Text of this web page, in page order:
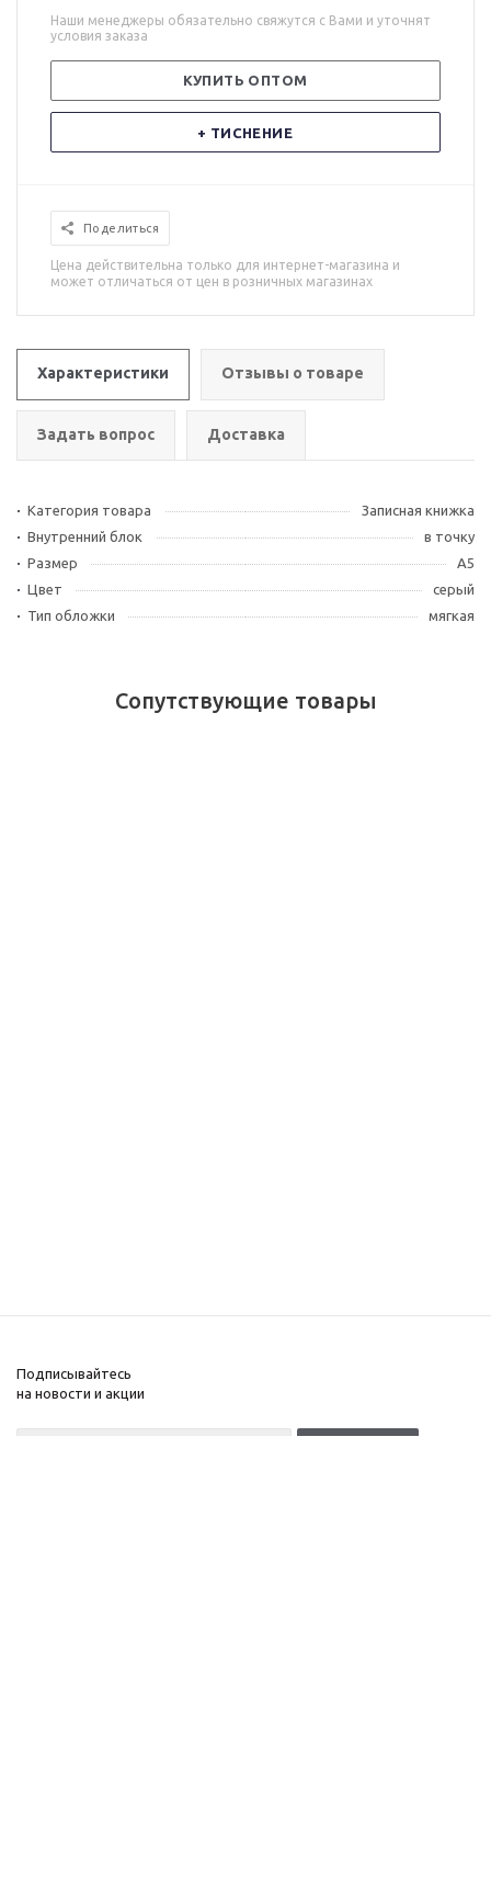
Наши менеджеры обязательно свяжутся с Вами и уточнят
условия заказа
КУПИТЬ ОПТОМ
+ ТИСНЕНИЕ
Поделиться
Цена действительна только для интернет-магазина и
может отличаться от цен в розничных магазинах
Характеристики Отзывы о товаре
Задать вопрос Доставка
Категория товара
Записная книжка
Внутренний блок
в точку
Размер
А5
Цвет
серый
Тип обложки
мягкая
Сопутствующие товары
Подписывайтесь
на новости и акции